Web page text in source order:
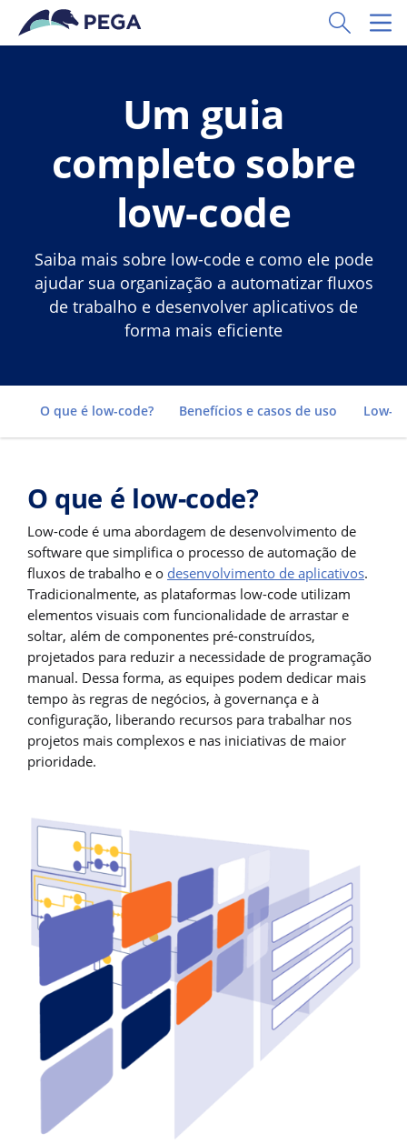
Pular para o conteúdo principal
Toggle
Um guia
completo sobre
low-code
Saiba mais sobre low-code e como ele pode
ajudar sua organização a automatizar fluxos
de trabalho e desenvolver aplicativos de
forma mais eficiente
Go to
O que é low-code? Benefícios e casos de uso Low-
O que é low-code?
Low-code é uma abordagem de desenvolvimento de
software que simplifica o processo de automação de
fluxos de trabalho e o desenvolvimento de aplicativos.
Tradicionalmente, as plataformas low-code utilizam
elementos visuais com funcionalidade de arrastar e
soltar, além de componentes pré-construídos,
projetados para reduzir a necessidade de programação
manual. Dessa forma, as equipes podem dedicar mais
tempo às regras de negócios, à governança e à
configuração, liberando recursos para trabalhar nos
projetos mais complexos e nas iniciativas de maior
prioridade.